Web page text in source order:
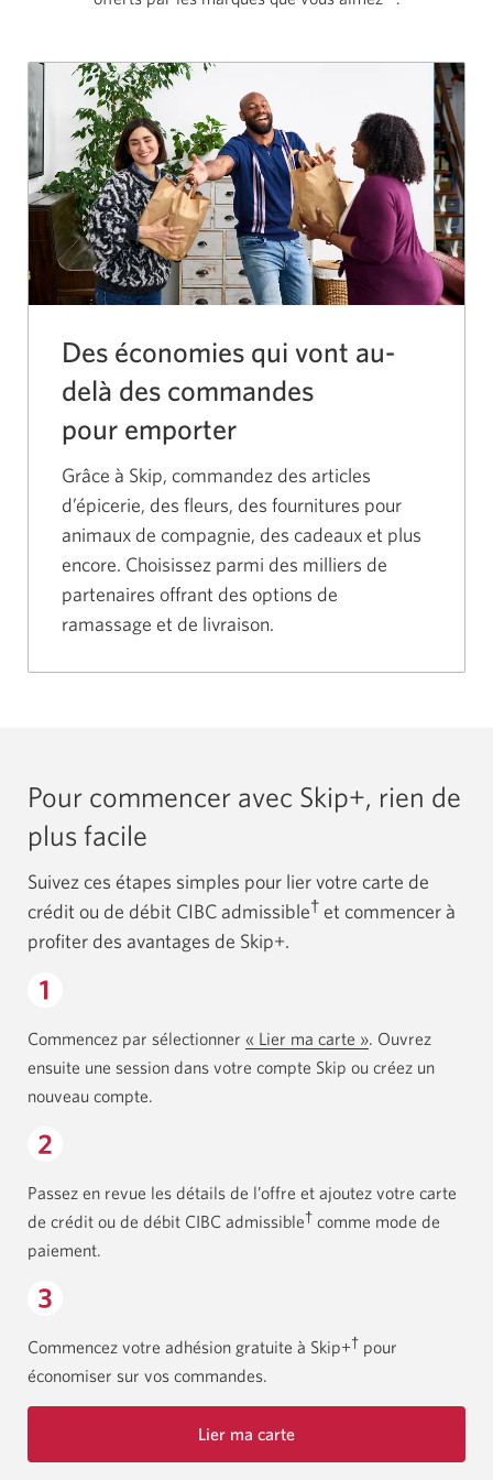
Des économies qui vont au-
delà des commandes
pour emporter
Grâce à Skip, commandez des articles
d’épicerie, des fleurs, des fournitures pour
animaux de compagnie, des cadeaux et plus
encore. Choisissez parmi des milliers de
partenaires offrant des options de
ramassage et de livraison.
Pour commencer avec Skip+, rien de
plus facile
Suivez ces étapes simples pour lier votre carte de
crédit ou de débit CIBC admissible† et commencer à
profiter des avantages de Skip+.
Commencez par sélectionner « Lier ma carte »Une
nouvelle
. Ouvrez
ensuite une session dans votre compte Skip ou créez un
nouveau compte.
Passez en revue les détails de l’offre et ajoutez votre carte
de crédit ou de débit CIBC admissible† comme mode de
paiement.
Commencez votre adhésion gratuite à Skip+† pour
économiser sur vos commandes.
Lier ma carte